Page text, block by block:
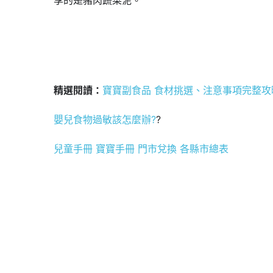
精選閱讀： 寶寶副食品 食材挑選、注意事項完整
嬰兒食物過敏該怎麼辦??
兒童手冊 寶寶手冊 門市兌換 各縣市總表